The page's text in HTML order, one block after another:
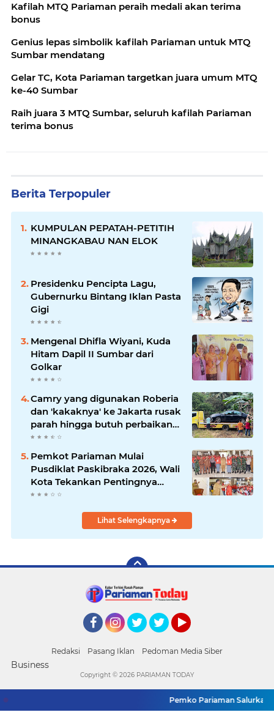
Kafilah MTQ Pariaman peraih medali akan terima
bonus
Genius lepas simbolik kafilah Pariaman untuk MTQ
Sumbar mendatang
Gelar TC, Kota Pariaman targetkan juara umum MTQ
ke-40 Sumbar
Raih juara 3 MTQ Sumbar, seluruh kafilah Pariaman
terima bonus
Berita Terpopuler
KUMPULAN PEPATAH-PETITIH
MINANGKABAU NAN ELOK
Presidenku Pencipta Lagu,
Gubernurku Bintang Iklan Pasta
Gigi
Mengenal Dhifla Wiyani, Kuda
Hitam Dapil II Sumbar dari
Golkar
Camry yang digunakan Roberia
dan 'kakaknya' ke Jakarta rusak
parah hingga butuh perbaikan
200 juta
Pemkot Pariaman Mulai
Pusdiklat Paskibraka 2026, Wali
Kota Tekankan Pentingnya
Disiplin
Lihat Selengkapnya
Redaksi Pasang Iklan Pedoman Media Siber
Business
Pemko Pariaman Salurkan
Copyright © 2026 PARIAMAN TODAY